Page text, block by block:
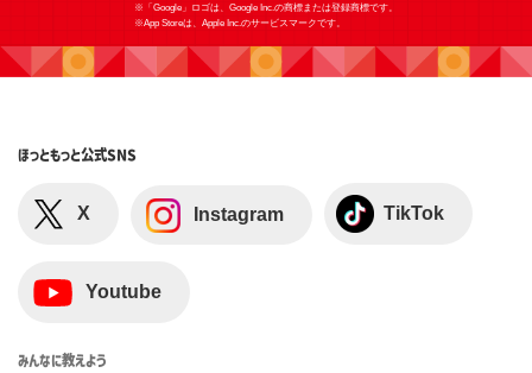
※「Google」ロゴは、Google Inc.の商標または登録商標です。
※App Storeは、Apple Inc.のサービスマークです。
ほっともっと公式SNS
X Instagram TikTok
Youtube
みんなに教えよう